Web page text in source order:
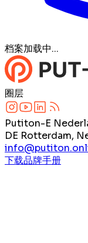
档案加载中...
圈层
Putiton-E
DE Rotterdam,
下载品牌手册